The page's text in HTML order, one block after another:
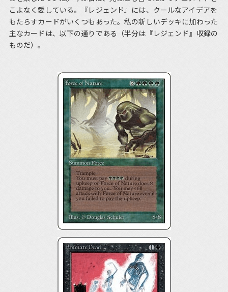
こよなく愛している。『レジェンド』には、クールなアイデアを
もたらすカードがいくつもあった。私の新しいデッキに加わった
主なカードは、以下の通りである（半分は『レジェンド』収録の
ものだ）。